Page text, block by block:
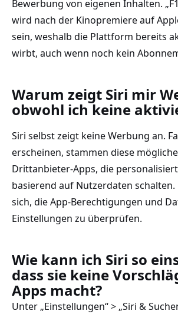
Bewerbung von eigenen Inhalten.
wird nach der Kinopremiere auf
sein, weshalb die Plattform bereits
wirbt, auch wenn noch kein
Warum zeigt Siri mir
obwohl ich keine
Siri selbst zeigt keine Werbung an.
erscheinen, stammen diese
Drittanbieter-Apps, die
basierend auf Nutzerdaten schalten.
sich, die App-Berechtigungen und
Einstellungen zu überprüfen.
Wie kann ich Siri so
dass sie keine
Apps macht?
Unter „Einstellungen“ > „Siri &